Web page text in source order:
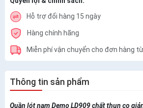
Hỗ trợ đổi hàng 15 ngày
Hàng chính hãng
Miễn phí vận chuyển cho đơn hàng
Thông tin sản phẩm
Quần lót nam Demo LD909 chất thun co